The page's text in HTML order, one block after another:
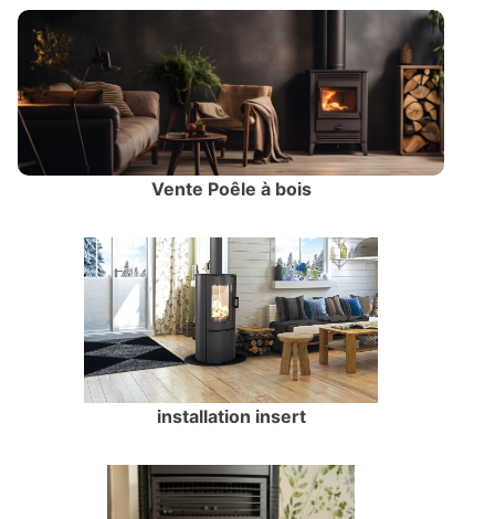
Vente Poêle à bois
installation insert